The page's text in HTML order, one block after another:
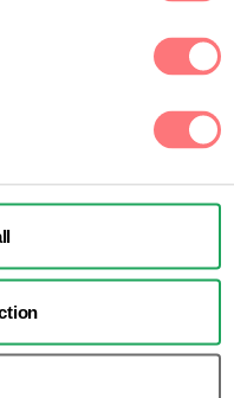
av DI
utmärkelsen som